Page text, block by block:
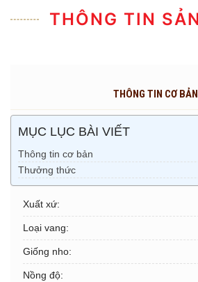
THÔNG TIN
THÔNG TIN CƠ BẢN
MỤC LỤC BÀI VIẾT
Thông tin cơ bản
Thưởng thức
Xuất xứ:
Loại vang:
Giống nho:
Nồng độ: